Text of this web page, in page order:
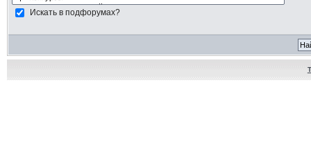
Искать в подфорумах?